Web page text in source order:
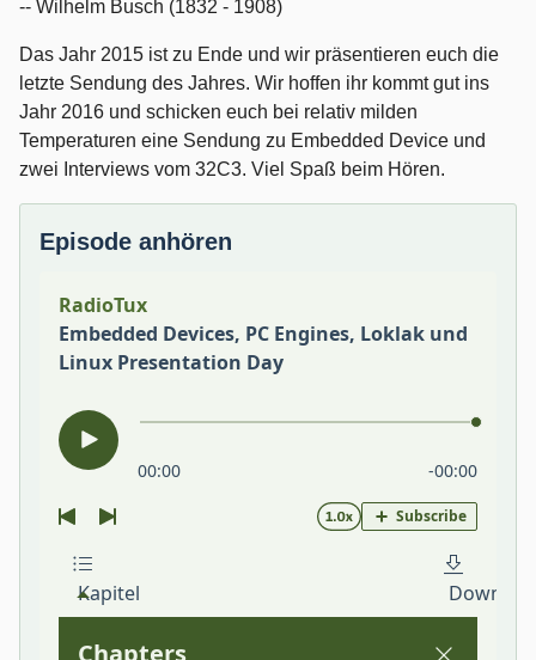
-- Wilhelm Busch (1832 - 1908)
Das Jahr 2015 ist zu Ende und wir präsentieren euch die
letzte Sendung des Jahres. Wir hoffen ihr kommt gut ins
Jahr 2016 und schicken euch bei relativ milden
Temperaturen eine Sendung zu Embedded Device und
zwei Interviews vom 32C3. Viel Spaß beim Hören.
Episode anhören